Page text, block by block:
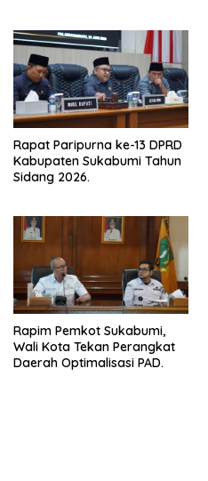
Rapat Paripurna ke-13 DPRD
Kabupaten Sukabumi Tahun
Sidang 2026.
Rapim Pemkot Sukabumi,
Wali Kota Tekan Perangkat
Daerah Optimalisasi PAD.